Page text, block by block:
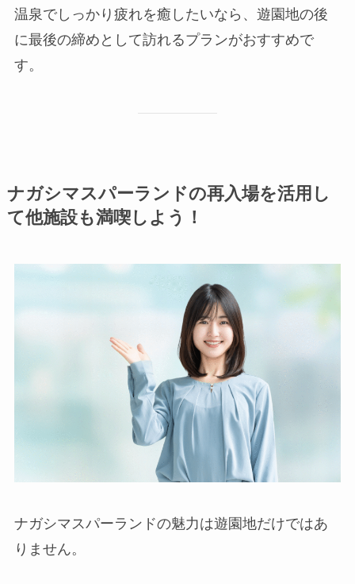
温泉でしっかり疲れを癒したいなら、遊園地の後
に最後の締めとして訪れるプランがおすすめで
す。
ナガシマスパーランドの再入場を活用し
て他施設も満喫しよう！
ナガシマスパーランドの魅力は遊園地だけではあ
りません。